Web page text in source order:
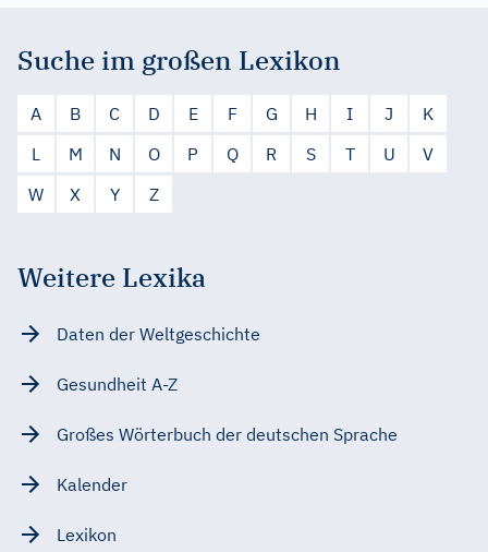
Suche im großen Lexikon
A B C D E F G H I J
K
L
M N O P Q R S T U
V
W
X Y Z
Weitere Lexika
Daten der Weltgeschichte
Gesundheit A-Z
Großes Wörterbuch der deutschen Sprache
Kalender
Lexikon